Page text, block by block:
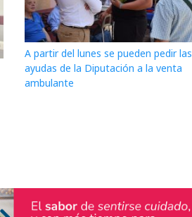
A partir del lunes se pueden pedir las
ayudas de la Diputación a la venta
ambulante